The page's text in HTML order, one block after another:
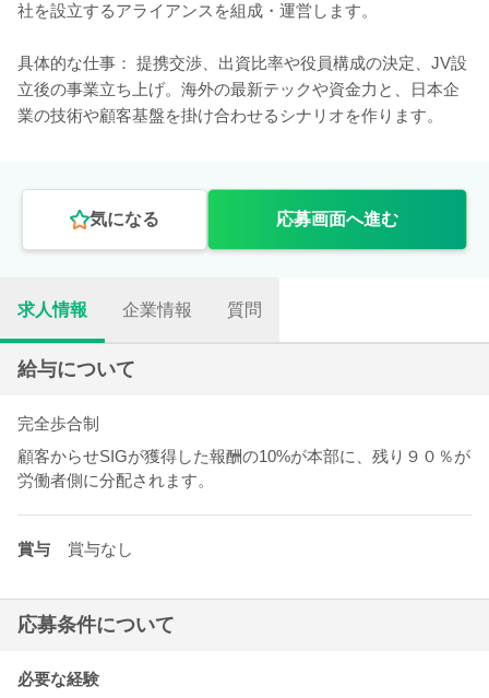
社を設立するアライアンスを組成・運営します。
具体的な仕事： 提携交渉、出資比率や役員構成の決定、JV設
立後の事業立ち上げ。海外の最新テックや資金力と、日本企
業の技術や顧客基盤を掛け合わせるシナリオを作ります。
気になる 応募画面へ進む
求人情報 企業情報 質問
給与について
完全歩合制
顧客からせSIGが獲得した報酬の10%が本部に、残り９０％が
労働者側に分配されます。
賞与 賞与なし
応募条件について
必要な経験